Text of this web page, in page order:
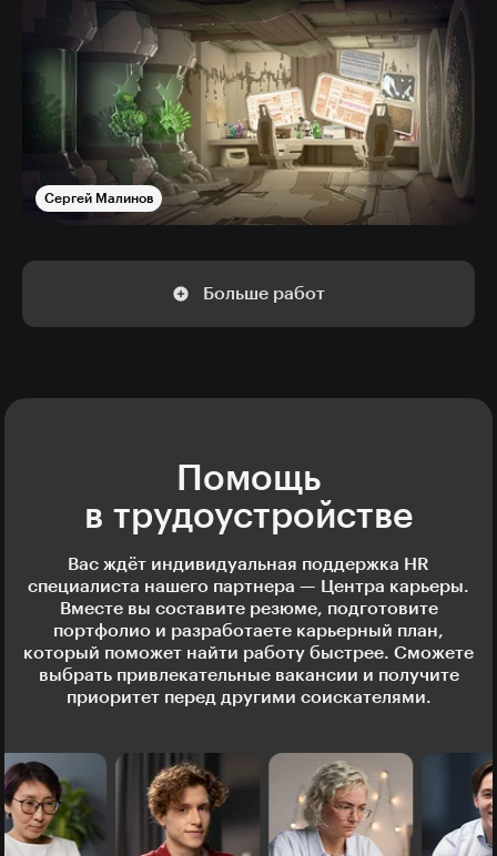
Сергей Малинов
Больше работ
Помощь
в трудоустройстве
Вас ждёт индивидуальная поддержка HR
специалиста нашего партнера — Центра карьеры.
Вместе вы составите резюме, подготовите
портфолио и разработаете карьерный план,
который поможет найти работу быстрее. Сможете
выбрать привлекательные вакансии и получите
приоритет перед другими соискателями.